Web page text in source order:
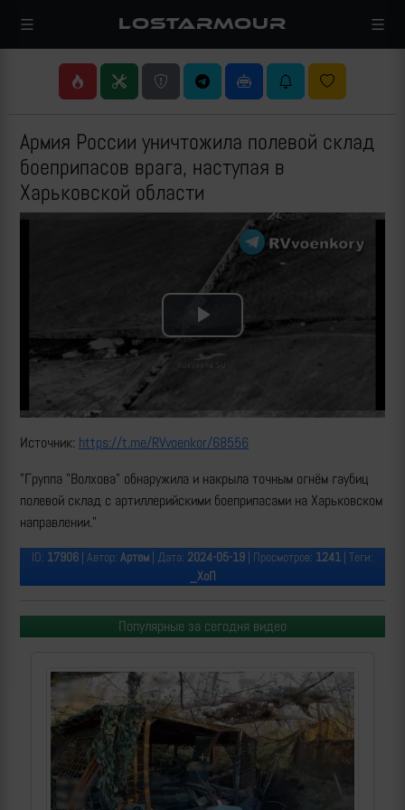
LOSTARMOUR
Армия России уничтожила полевой склад
боеприпасов врага, наступая в
Харьковской области
Play
Источник: https://t.me/RVvoenkor/68556
"Группа "Волхова" обнаружила и накрыла точным огнём гаубиц
полевой склад с артиллерийскими боеприпасами на Харьковском
направлении."
ID: 17906 | Автор: Артем | Дата: 2024-05-19 | Просмотров: 1241 | Теги:
_ХоП
Популярные за сегодня видео